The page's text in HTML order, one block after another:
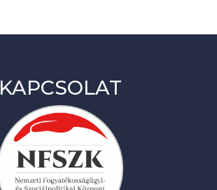
KAPCSOLAT